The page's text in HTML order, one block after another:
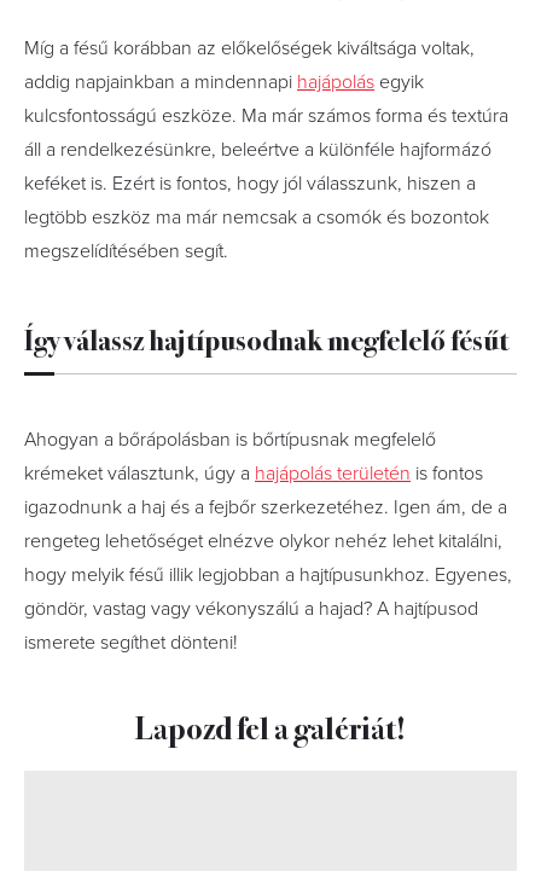
Míg a fésű korábban az előkelőségek kiváltsága voltak,
addig napjainkban a mindennapi hajápolás egyik
kulcsfontosságú eszköze. Ma már számos forma és textúra
áll a rendelkezésünkre, beleértve a különféle hajformázó
keféket is. Ezért is fontos, hogy jól válasszunk, hiszen a
legtöbb eszköz ma már nemcsak a csomók és bozontok
megszelídítésében segít.
Így válassz hajtípusodnak megfelelő fésűt
Ahogyan a bőrápolásban is bőrtípusnak megfelelő
krémeket választunk, úgy a hajápolás területén is fontos
igazodnunk a haj és a fejbőr szerkezetéhez. Igen ám, de a
rengeteg lehetőséget elnézve olykor nehéz lehet kitalálni,
hogy melyik fésű illik legjobban a hajtípusunkhoz. Egyenes,
göndör, vastag vagy vékonyszálú a hajad? A hajtípusod
ismerete segíthet dönteni!
Lapozd fel a galériát!